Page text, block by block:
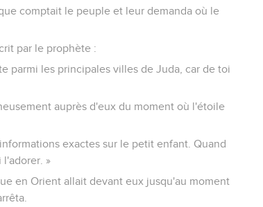
comptait le peuple et leur demanda où le
par le prophète :
parmi les principales villes de Juda, car de toi
auprès d'eux du moment où l'étoile
exactes sur le petit enfant. Quand
l'adorer. »
en Orient allait devant eux jusqu'au moment